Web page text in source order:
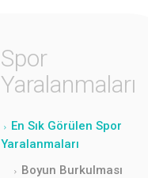
Spor
Yaralanmaları
En Sık Görülen Spor
Yaralanmaları
Boyun Burkulması